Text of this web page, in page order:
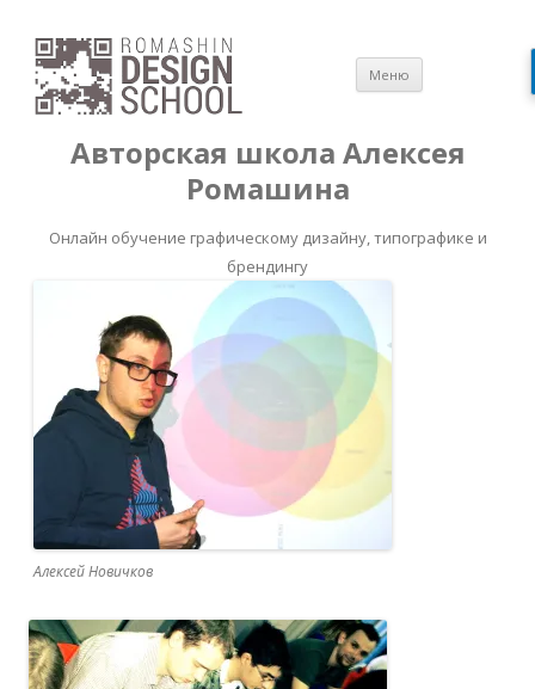
Авторская школа Алексея
Ромашина
Онлайн обучение графическому дизайну, типографике и
брендингу
Меню
содержимому
Алексей Новичков